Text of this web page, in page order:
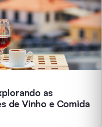
as
de Vinho e Comida